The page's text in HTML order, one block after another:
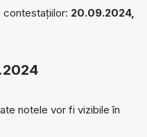
contestațiilor: 20.09.2024,
notele vor fi vizibile în